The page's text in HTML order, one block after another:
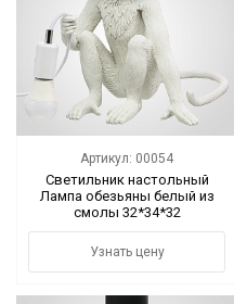
Артикул: 00054
Светильник настольный
Лампа обезьяны белый из
смолы 32*34*32
Узнать цену